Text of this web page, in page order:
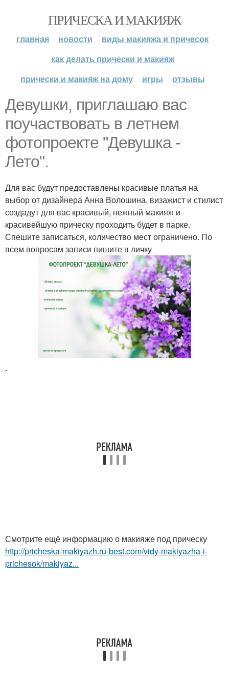
ПРИЧЕСКА И МАКИЯЖ
главная новости
виды макияжа и причесок
как делать прически и макияж
прически и макияж на дому
игры отзывы
Девушки, приглашаю вас
поучаствовать в летнем
фотопроекте "Девушка -
Лето".
Для вас будут предоставлены красивые платья на
выбор от дизайнера Анна Волошина, визажист и стилист
создадут для вас красивый, нежный макияж и
красивейшую прическу проходить будет в парке.
Спешите записаться, количество мест ограничено. По
всем вопросам записи пишите в личку
.
Смотрите ещё информацию о макияже под прическу
http://pricheska-makiyazh.ru-best.com/vidy-makiyazha-i-
prichesok/makiyaz...